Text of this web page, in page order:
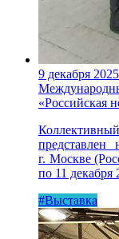
9 декабря 2025
«Российская
представлен
г. Москве
по 11
#Выставка